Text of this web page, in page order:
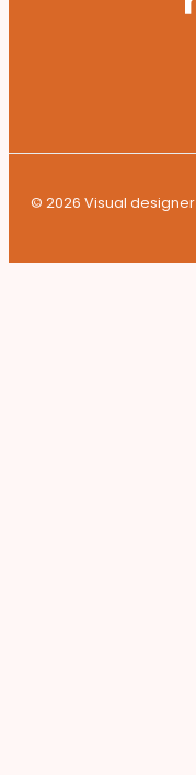
© 2026 Visual designer